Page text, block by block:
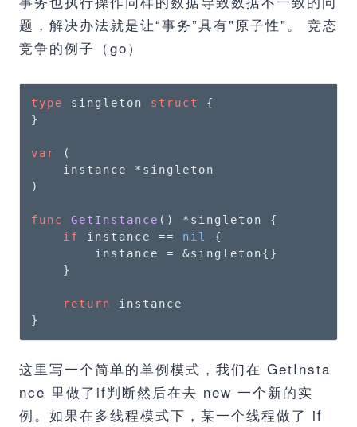
题，解决办法就是让“事务”具有"原子性"。 竞态
竞争的例子（go）
type singleton struct
{
}
var
(
    instance *singleton
)
func GetInstance ()
*singleton {
if
instance == nil
{
        instance = &singleton{}
    }
return
instance
}
这里写一个简单的单例模式，我们在 GetInsta
nce 里做了if判断然后在去 new 一个新的实
例。如果在多线程模式下，某一个线程做了 if